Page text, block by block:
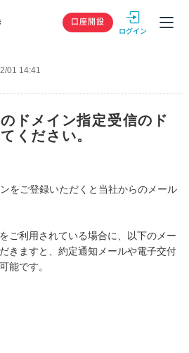
GMOクリック
口座開設
01 14:41
ドメイン指定受信のド
ください。
をご登録いただくと当社からのメール
ご利用されている場合に、以下のメー
きますと、約定通知メールや電子交付
能です。